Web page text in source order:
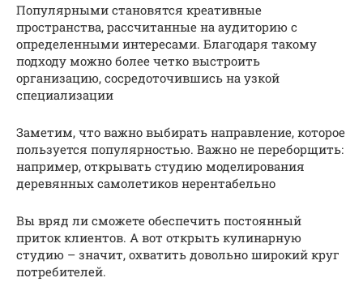
Популярными становятся креативные
пространства, рассчитанные на аудиторию с
определенными интересами. Благодаря такому
подходу можно более четко выстроить
организацию, сосредоточившись на узкой
специализации
Заметим, что важно выбирать направление, которое
пользуется популярностью. Важно не переборщить:
например, открывать студию моделирования
деревянных самолетиков нерентабельно
Вы вряд ли сможете обеспечить постоянный
приток клиентов. А вот открыть кулинарную
студию – значит, охватить довольно широкий круг
потребителей.